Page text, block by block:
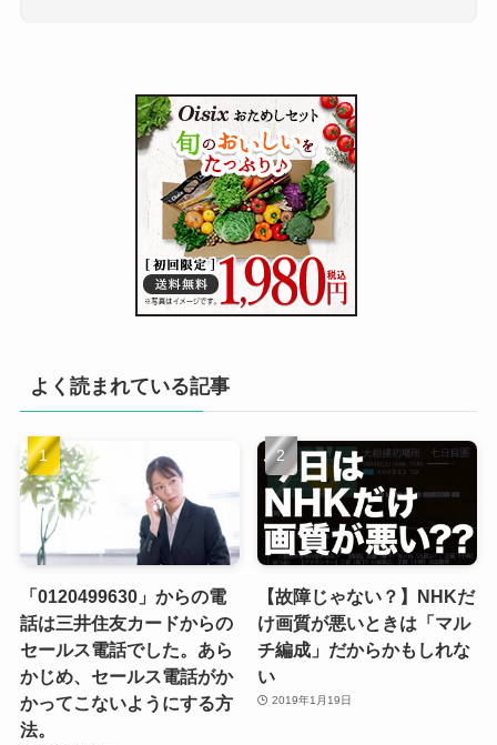
よく読まれている記事
「0120499630」からの電
話は三井住友カードからの
セールス電話でした。あら
かじめ、セールス電話がか
かってこないようにする方
法。
【故障じゃない？】NHKだ
け画質が悪いときは「マル
チ編成」だからかもしれな
い
2019年1月19日